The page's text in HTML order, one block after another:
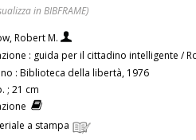
in BIBFRAME)
Robert M.
: guida per il cittadino intelligente /
: Biblioteca della libertà, 1976
; 21 cm
a stampa